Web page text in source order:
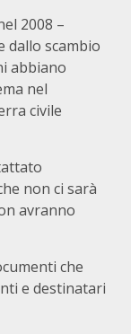
2008 –
dallo scambio
abbiano
nel
civile
non ci sarà
avranno
che
e destinatari